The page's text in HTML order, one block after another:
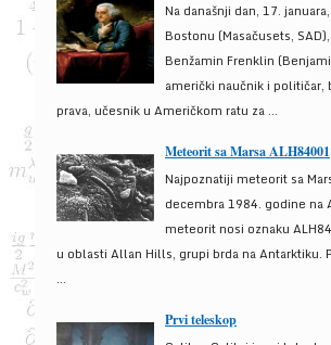
Na današnji dan, 17.
Bostonu (Masačusets,
Benžamin Frenklin
američki naučnik i političar,
prava, učesnik u Američkom ratu za ...
Meteorit sa Marsa ALH84001
Najpoznatiji meteorit sa
decembra 1984. godine na
meteorit nosi oznaku
u oblasti Allan Hills, grupi brda na Antarktiku.
...
Prvi teleskop